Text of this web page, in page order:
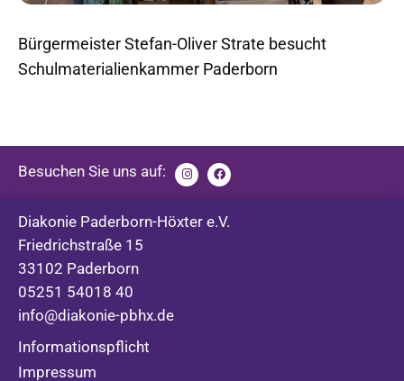
Bürgermeister Stefan-Oliver Strate besucht
Schulmaterialienkammer Paderborn
Besuchen Sie uns auf:
Diakonie Paderborn-Höxter e.V.
Friedrichstraße 15
33102 Paderborn
05251 54018 40
info@diakonie-pbhx.de
Informationspflicht
Impressum